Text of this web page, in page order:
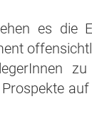
es die